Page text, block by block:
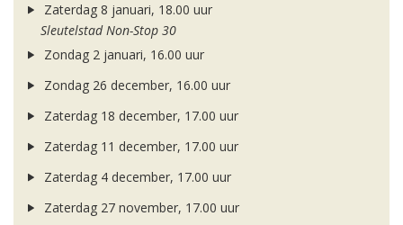
Zaterdag 8 januari, 18.00 uur
Sleutelstad Non-Stop 30
Zondag 2 januari, 16.00 uur
Zondag 26 december, 16.00 uur
Zaterdag 18 december, 17.00 uur
Zaterdag 11 december, 17.00 uur
Zaterdag 4 december, 17.00 uur
Zaterdag 27 november, 17.00 uur